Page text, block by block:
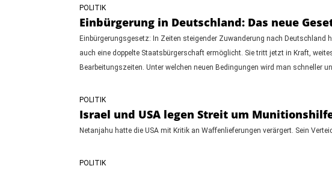
POLITIK
Einbürgerung in Deutschland: Das neue
Einbürgerungsgesetz: In Zeiten steigender Zuwanderung nach
auch eine doppelte Staatsbürgerschaft ermöglicht. Sie tritt jetzt in Kraft,
Bearbeitungszeiten. Unter welchen neuen Bedingungen wird man schneller
POLITIK
Israel und USA legen Streit um
Netanjahu hatte die USA mit Kritik an Waffenlieferungen verärgert. Sein
POLITIK